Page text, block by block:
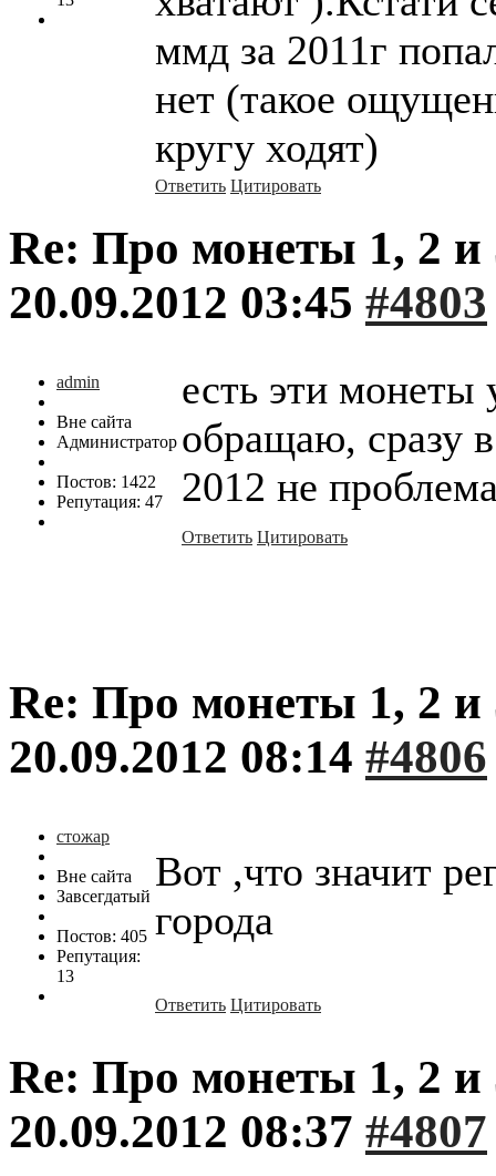
ммд за 2011г
нет (такое
кругу ходят)
Ответить Цитировать
Re: Про монеты 1, 2 и
20.09.2012 03:45 #4803
admin
Вне сайта
Администратор
Постов: 1422
Репутация: 47
есть эти монеты
обращаю, сразу
2012 не
Ответить Цитировать
Re: Про монеты 1, 2 и
20.09.2012 08:14 #4806
стожар
Вне сайта
Завсегдатый
Постов: 405
Репутация:
13
Вот ,что значит
города
Ответить Цитировать
Re: Про монеты 1, 2 и
20.09.2012 08:37 #4807